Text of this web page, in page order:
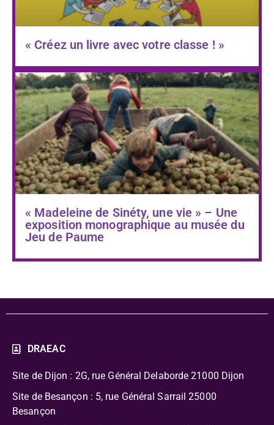
« Créez un livre avec votre classe ! »
« Madeleine de Sinéty, une vie » – Une
exposition monographique au musée du
Jeu de Paume
DRAEAC
Site de Dijon : 2G, rue Général Delaborde 21000 Dijon
Site de Besançon : 5, rue Général Sarrail 25000
Besançon